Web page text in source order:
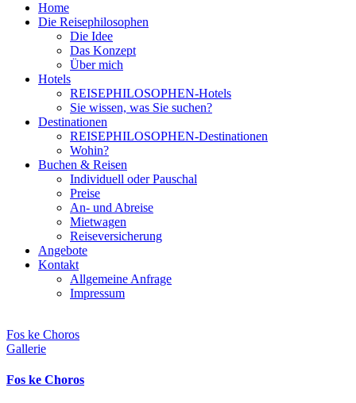
Home
Die Reisephilosophen
Die Idee
Das Konzept
Über mich
Hotels
REISEPHILOSOPHEN-Hotels
Sie wissen, was Sie suchen?
Destinationen
REISEPHILOSOPHEN-Destinationen
Wohin?
Buchen & Reisen
Individuell oder Pauschal
Preise
An- und Abreise
Mietwagen
Reiseversicherung
Angebote
Kontakt
Allgemeine Anfrage
Impressum
Fos ke Choros
Gallerie
Fos ke Choros